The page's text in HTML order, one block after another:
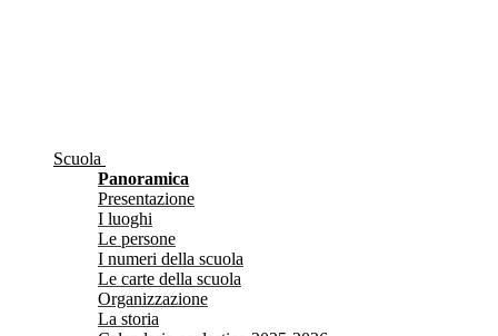
Scuola
Panoramica
Presentazione
I luoghi
Le persone
I numeri della scuola
Le carte della scuola
Organizzazione
La storia